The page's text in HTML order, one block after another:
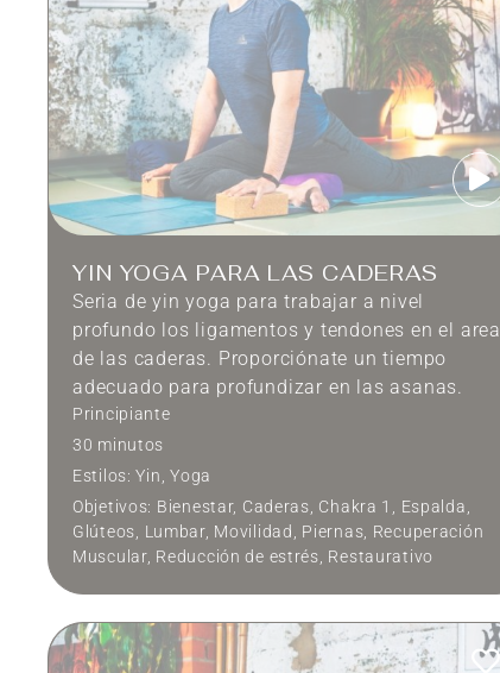
YIN YOGA PARA LAS CADERAS
Seria de yin yoga para trabajar a nivel
profundo los ligamentos y tendones en el area
de las caderas. Proporciónate un tiempo
adecuado para profundizar en las asanas.
Principiante
30 minutos
Estilos:Yin,Yoga
Objetivos: Bienestar, Caderas, Chakra 1 , Espalda,
Glúteos, Lumbar, Movilidad, Piernas, Recuperación
Muscular, Reducción de estrés, Restaurativo